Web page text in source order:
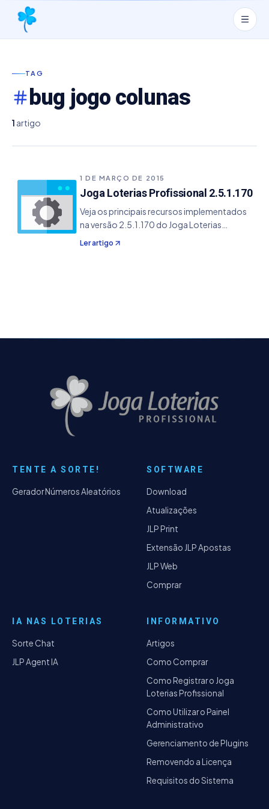
TAG
bug jogo colunas
1 artigo
1 DE MARÇO DE 2015
Joga Loterias Profissional 2.5.1.170
Veja os principais recursos implementados
na versão 2.5.1.170 do Joga Loterias
Profissional. - Melhorado a interface dos
comandos do módulo de resultados,
Ler artigo
TENTE A SORTE!
Gerador Números Aleatórios
SOFTWARE
Download
Atualizações
JLP Print
Extensão JLP Apostas
JLP Web
Comprar
IA NAS LOTERIAS
Sorte Chat
JLP Agent IA
INFORMATIVO
Artigos
Como Comprar
Como Registrar o Joga
Loterias Profissional
Como Utilizar o Painel
Administrativo
Gerenciamento de Plugins
Removendo a Licença
Requisitos do Sistema